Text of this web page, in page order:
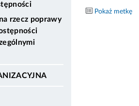
rzecz poprawy
Pokaż metkę